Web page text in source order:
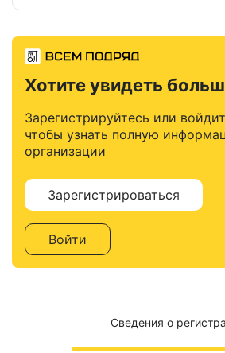
Хотите увидеть
Зарегистрируйтесь или
чтобы узнать полную
организации
Зарегистрироваться
Войти
Сведения о